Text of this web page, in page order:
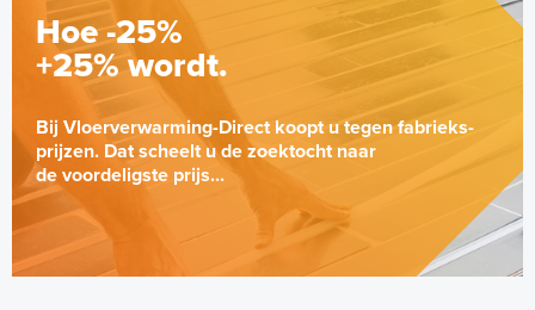
Hoe -25%
+25% wordt.
Bij Vloerverwarming-Direct koopt u tegen fabrieks-
prijzen. Dat scheelt u de zoektocht naar
de voordeligste prijs...